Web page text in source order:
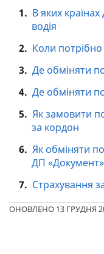
1. В яких країнах
водія
2. Коли потрібно
3. Де обміняти
4. Де обміняти
5. Як замовити
за кордон
6. Як обміняти
ДП «Документ»
7. Страхування
ОНОВЛЕНО 13 ГРУДНЯ